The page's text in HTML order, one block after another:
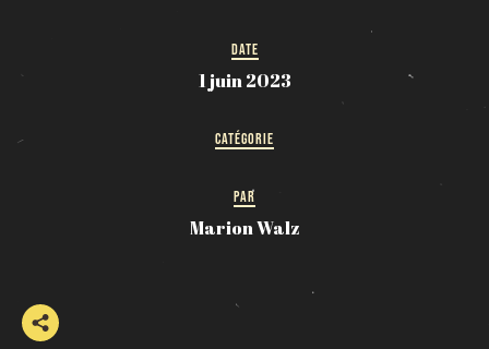
DATE
1 juin 2023
CATÉGORIE
PAR
Marion Walz